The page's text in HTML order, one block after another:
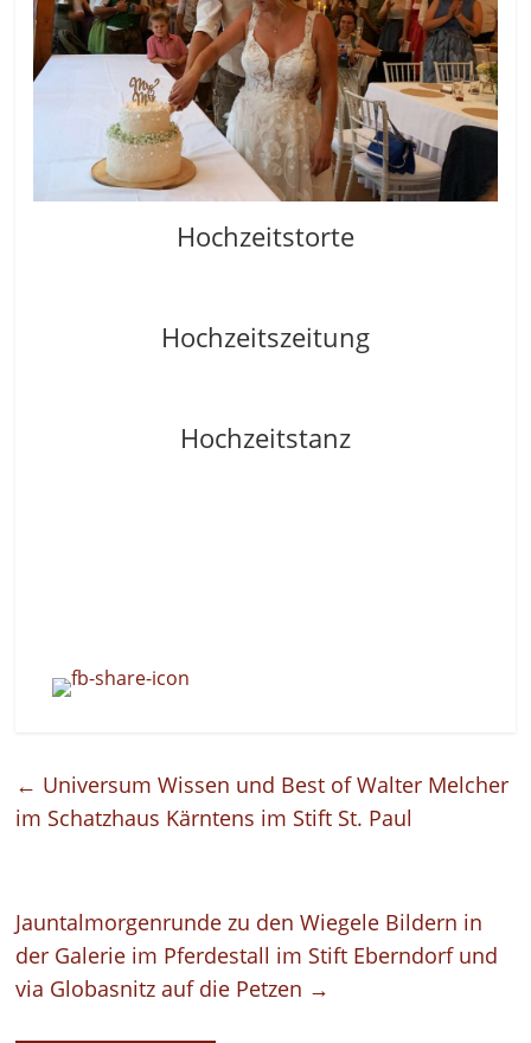
Hochzeitstorte
Hochzeitszeitung
Hochzeitstanz
← Universum Wissen und Best of Walter Melcher
im Schatzhaus Kärntens im Stift St. Paul
Jauntalmorgenrunde zu den Wiegele Bildern in
der Galerie im Pferdestall im Stift Eberndorf und
via Globasnitz auf die Petzen →